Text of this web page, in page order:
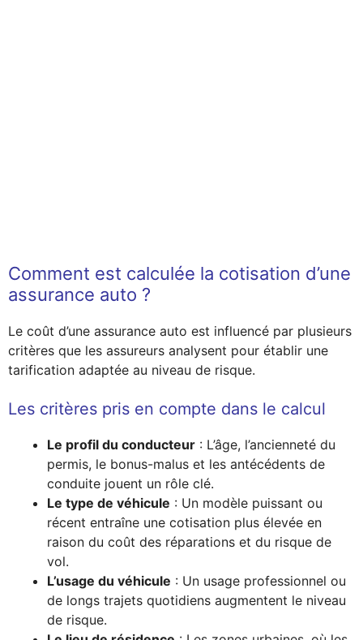
Comment est calculée la cotisation d’une
assurance auto ?
Le coût d’une assurance auto est influencé par plusieurs
critères que les assureurs analysent pour établir une
tarification adaptée au niveau de risque.
Les critères pris en compte dans le calcul
Le profil du conducteur : L’âge, l’ancienneté du
permis, le bonus-malus et les antécédents de
conduite jouent un rôle clé.
Le type de véhicule : Un modèle puissant ou
récent entraîne une cotisation plus élevée en
raison du coût des réparations et du risque de
vol.
L’usage du véhicule : Un usage professionnel ou
de longs trajets quotidiens augmentent le niveau
de risque.